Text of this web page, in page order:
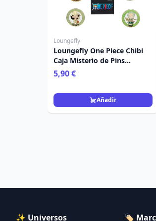
Loungefly
Loungefly One Piece Chibi
Caja Misterio de Pins
Esmaltados Surtidos
5,90 €
Añadir
✨ Universos 🏷️